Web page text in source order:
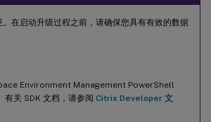
在启动升级过程之前，请确保您具有有效的数据
Environment Management PowerShell
有关 SDK 文档，请参阅 Citrix Developer 文